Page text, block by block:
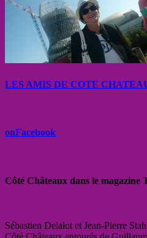
LES AMIS DE COTE
onFacebook
Côté Châteaux dans le magazine
Sébastien Delalot et Jean-Pierre